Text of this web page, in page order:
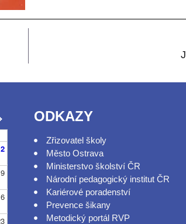
2
9
ODKAZY
Zřizovatel školy
Město Ostrava
Ministerstvo školství ČR
Národní pedagogický institut ČR
Kariérové poradenství
Prevence šikany
Metodický portál RVP